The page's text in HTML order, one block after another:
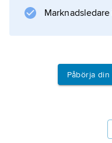
Påbörja